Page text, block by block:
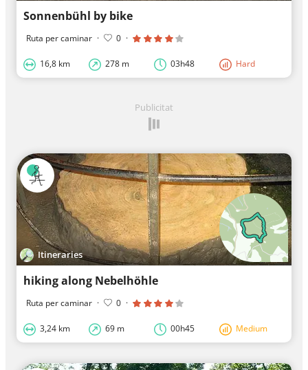
Sonnenbühl by bike
Ruta per caminar · 0 ·
16,8 km 278 m 03h48 Hard
Publicitat
Itineraries
hiking along Nebelhöhle
Ruta per caminar · 0 ·
3,24 km 69 m 00h45 Medium